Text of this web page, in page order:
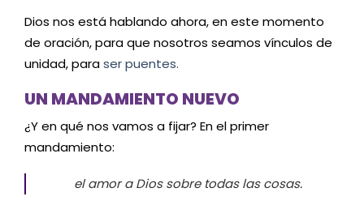
Dios nos está hablando ahora, en este momento
de oración, para que nosotros seamos vínculos de
unidad, paraser puentes.
UN MANDAMIENTO NUEVO
¿Y en qué nos vamos a fijar? En el primer
mandamiento:
el amor a Dios sobre todas las cosas.